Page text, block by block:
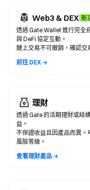
Web3 & DEX 新
透過 Gate Wallet 進行完全
與 DeFi 協定互動。
鏈上交易不可撤銷，確認交
前往 DEX →
理財
透過 Gate 的活期理財或結
益。
不保證收益且因產品而異
風險等級。
查看理財產品 →